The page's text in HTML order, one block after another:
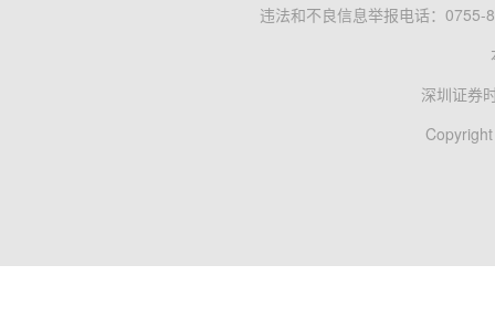
违法和不良信息举报电话：0755-
深圳证券